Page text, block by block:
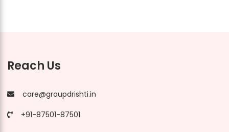
Reach Us
care@groupdrishti.in
+91-87501-87501